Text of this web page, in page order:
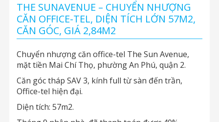
THE SUNAVENUE – CHUYỂN NHƯỢNG
CĂN OFFICE-TEL, DIỆN TÍCH LỚN 57M2,
CĂN GÓC, GIÁ 2,84M2
Chuyển nhượng căn office-tel The Sun Avenue,
mặt tiền Mai Chí Thọ, phường An Phú, quận 2.
Căn góc tháp SAV 3, kính full từ sàn đến trần,
Office-tel hiện đại.
Diện tích: 57m2.